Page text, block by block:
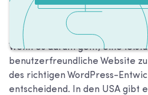
Wenn es darum geht, eine
benutzerfreundliche Website
des richtigen WordPress-
entscheidend. In den USA gibt